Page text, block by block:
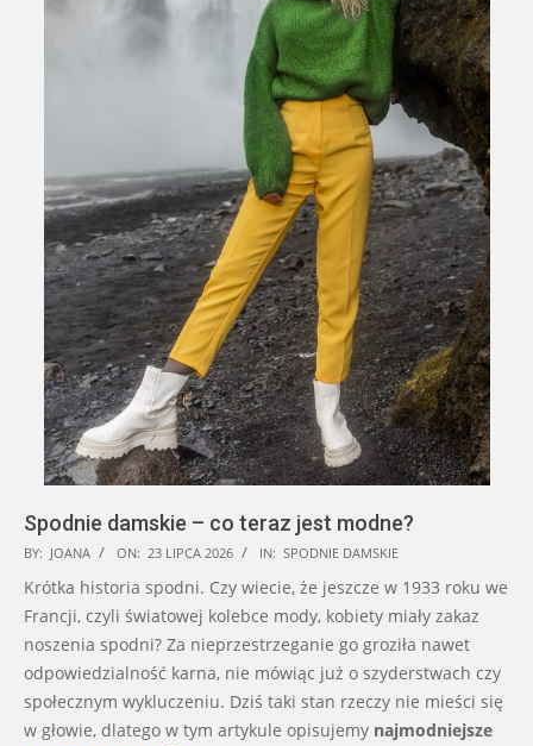
Spodnie damskie – co teraz jest modne?
2026-
07-
23
BY: JOANA ON: 23 LIPCA 2026 IN: SPODNIE DAMSKIE
Krótka historia spodni. Czy wiecie, że jeszcze w 1933 roku we
Francji, czyli światowej kolebce mody, kobiety miały zakaz
noszenia spodni? Za nieprzestrzeganie go groziła nawet
odpowiedzialność karna, nie mówiąc już o szyderstwach czy
społecznym wykluczeniu. Dziś taki stan rzeczy nie mieści się
w głowie, dlatego w tym artykule opisujemy najmodniejsze